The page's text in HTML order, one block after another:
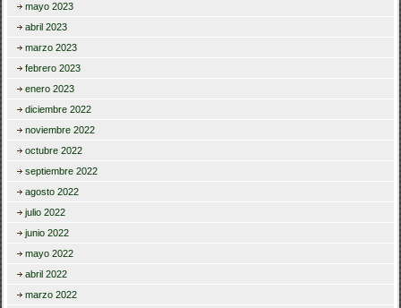
mayo 2023
abril 2023
marzo 2023
febrero 2023
enero 2023
diciembre 2022
noviembre 2022
octubre 2022
septiembre 2022
agosto 2022
julio 2022
junio 2022
mayo 2022
abril 2022
marzo 2022